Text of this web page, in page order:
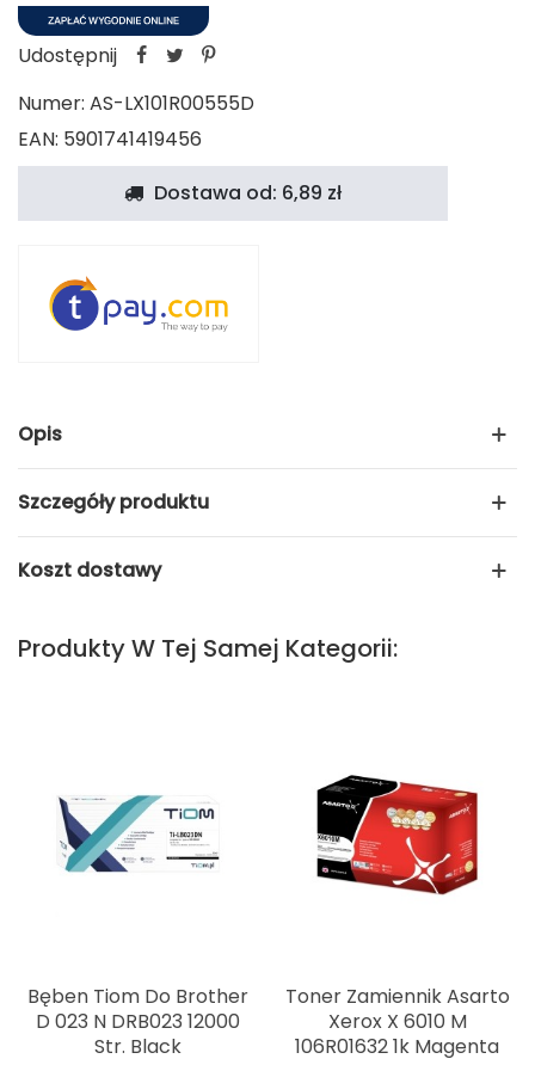
Udostępnij
Numer: AS-LX101R00555D
EAN: 5901741419456
Dostawa od: 6,89 zł
Opis
Szczegóły produktu
Koszt dostawy
Produkty W Tej Samej Kategorii:
Bęben Tiom Do Brother
D 023 N DRB023 12000
Str. Black
Toner Zamiennik Asarto
Xerox X 6010 M
106R01632 1k Magenta